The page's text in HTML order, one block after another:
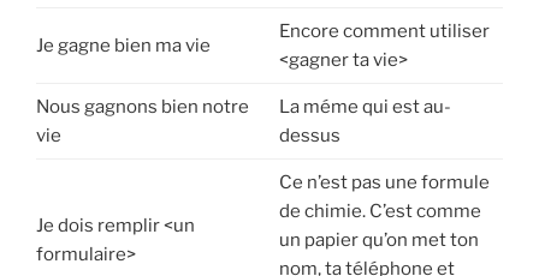
Je gagne bien ma vie
Encore comment utiliser
<gagner ta vie>
Nous gagnons bien notre
vie
La méme qui est au-
dessus
Je dois remplir <un
formulaire>
Ce n’est pas une formule
de chimie. C’est comme
un papier qu’on met ton
nom, ta téléphone et